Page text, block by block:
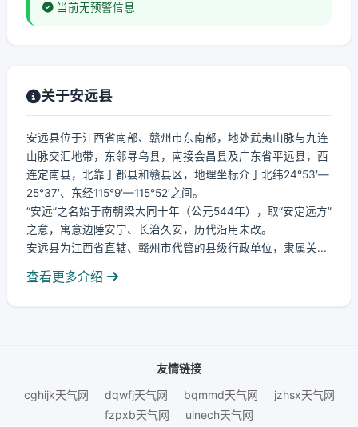
当前无预警信息
关于安远县
安远县位于江西省南部、赣州市东南部，地处武夷山脉与九连
山脉交汇地带，东邻寻乌县，南接会昌县及广东省平远县，西
连定南县，北靠于都县和赣县区，地理坐标介于北纬24°53′—
25°37′、东经115°9′—115°52′之间。
“安远”之名始于南朝梁大同十年（公元544年），取“安定远方”
之意，寓意边陲安宁、长治久安，历代沿用未改。
安远县为江西省直辖、赣州市代管的县级行政单位，隶属关...
查看更多介绍
友情链接
cghijk天气网
dqwfj天气网 bqmmd天气网
jzhsx天气网
fzpxb天气网
ulnech天气网